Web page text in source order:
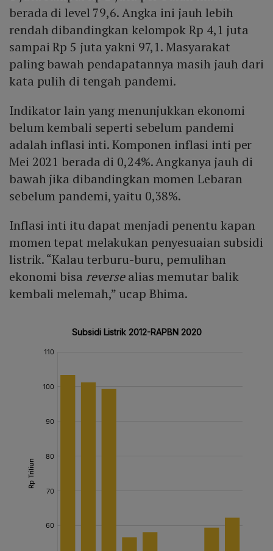
berada di level 79,6. Angka ini jauh lebih
rendah dibandingkan kelompok Rp 4,1 juta
sampai Rp 5 juta yakni 97,1. Masyarakat
paling bawah pendapatannya masih jauh dari
kata pulih di tengah pandemi.
Indikator lain yang menunjukkan ekonomi
belum kembali seperti sebelum pandemi
adalah inflasi inti. Komponen inflasi inti per
Mei 2021 berada di 0,24%. Angkanya jauh di
bawah jika dibandingkan momen Lebaran
sebelum pandemi, yaitu 0,38%.
Inflasi inti itu dapat menjadi penentu kapan
momen tepat melakukan penyesuaian subsidi
listrik. “Kalau terburu-buru, pemulihan
ekonomi bisa reversealias memutar balik
kembali melemah,” ucap Bhima.